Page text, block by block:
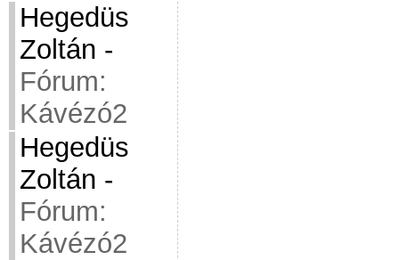
Hegedüs
Zoltán -
Fórum:
Kávézó2
Hegedüs
Zoltán -
Fórum:
Kávézó2